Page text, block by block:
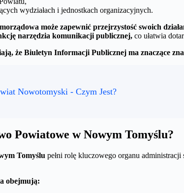
wydziałach i jednostkach organizacyjnych.
może zapewnić przejrzystość swoich
narzędzia komunikacji publicznej, co ułatwia
że Biuletyn Informacji Publicznej ma znaczące
Nowotomyski - Czym Jest?
Powiatowe w Nowym Tomyślu?
Tomyślu pełni rolę kluczowego organu
obejmują: